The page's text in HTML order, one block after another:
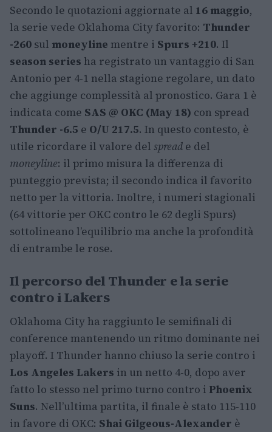
Secondo le quotazioni aggiornate al 16 maggio,
la serie vede Oklahoma City favorito: Thunder
-260 sul moneyline mentre i Spurs +210. Il
season series ha registrato un vantaggio di San
Antonio per 4-1 nella stagione regolare, un dato
che aggiunge complessità al pronostico. Gara 1 è
indicata come SAS @ OKC (May 18) con spread
Thunder -6.5 e O/U 217.5. In questo contesto, è
utile ricordare il valore del spread e del
moneyline: il primo misura la differenza di
punteggio prevista; il secondo indica il favorito
netto per la vittoria. Inoltre, i numeri stagionali
(64 vittorie per OKC contro le 62 degli Spurs)
sottolineano l’equilibrio ma anche la profondità
di entrambe le rose.
Il percorso del Thunder e la serie
contro i Lakers
Oklahoma City ha raggiunto le semifinali di
conference mantenendo un ritmo dominante nei
playoff. I Thunder hanno chiuso la serie contro i
Los Angeles Lakers in un netto 4-0, dopo aver
fatto lo stesso nel primo turno contro i Phoenix
Suns. Nell’ultima partita, il finale è stato 115-110
in favore di OKC: Shai Gilgeous-Alexander è